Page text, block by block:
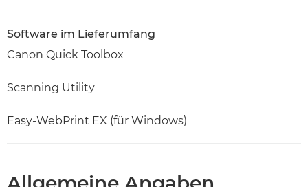
Software im Lieferumfang
Canon Quick Toolbox
Scanning Utility
Easy-WebPrint EX (für Windows)